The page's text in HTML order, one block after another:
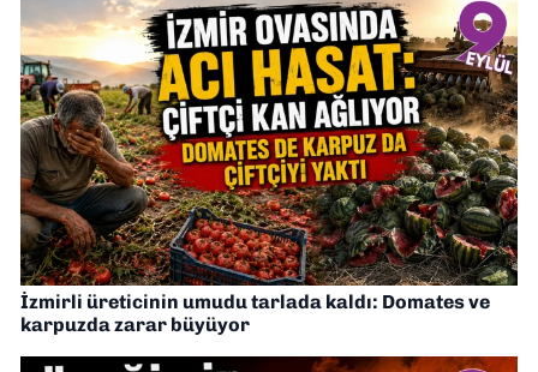
İzmirli üreticinin umudu tarlada kaldı: Domates ve
karpuzda zarar büyüyor